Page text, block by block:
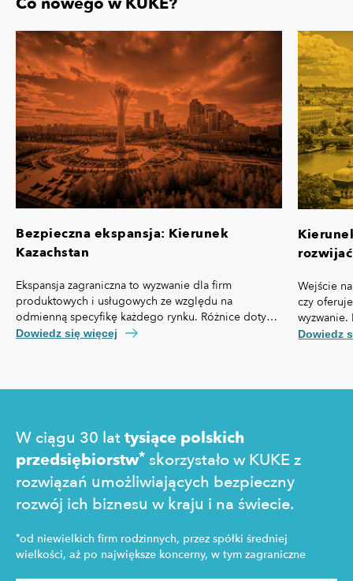
Bezpieczna ekspansja: Kierunek
Kazachstan
Ekspansja zagraniczna to wyzwanie dla firm
produktowych i usługowych ze względu na
odmienną specyfikę każdego rynku. Różnice dotyczą
nie tylko przepisów prawa czy technologii, ale też,
Dowiedz się więcej
Wejście
czy
własną
Dowiedz
W ciągu 30 lattysiące polskich
przedsiębiorstw* skorzystało w KUKE z
rozwiązań umożliwiających bezpieczny
rozwój ich biznesu w kraju i na świecie.
*od niewielkich firm rodzinnych, przez spółki średniej
wielkości, aż po największe koncerny, w tym zagraniczne